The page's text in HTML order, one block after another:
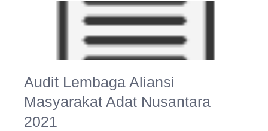
Audit Lembaga Aliansi
Masyarakat Adat Nusantara
2021